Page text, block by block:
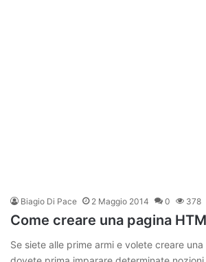
Biagio Di Pace 2 Maggio 2014 0 378
Come creare una pagina
Se siete alle prime armi e volete creare